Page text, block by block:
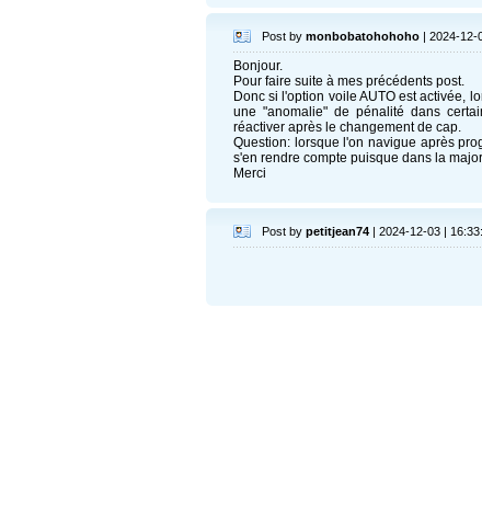
Post by monbobatohohoho | 2024-12-
Bonjour.
Pour faire suite à mes précédents post.
Donc si l'option voile AUTO est activée,
une "anomalie" de pénalité dans
réactiver après le changement de cap.
Question: lorsque l'on navigue après
s'en rendre compte puisque dans la
Merci
Post by petitjean74 | 2024-12-03 |